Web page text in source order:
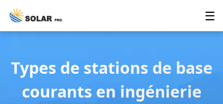
☰
Types de stations de base
courants en ingénierie